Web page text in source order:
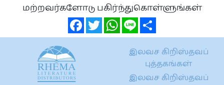
மற்றவர்களோடு பகிர்ந்துகொள்ளுங்கள்
Facebook
TwitterWhatsApp
Line
இலவச கிறிஸ்தவப்
புத்தகங்கள்
இலவச கிறிஸ்தவப்